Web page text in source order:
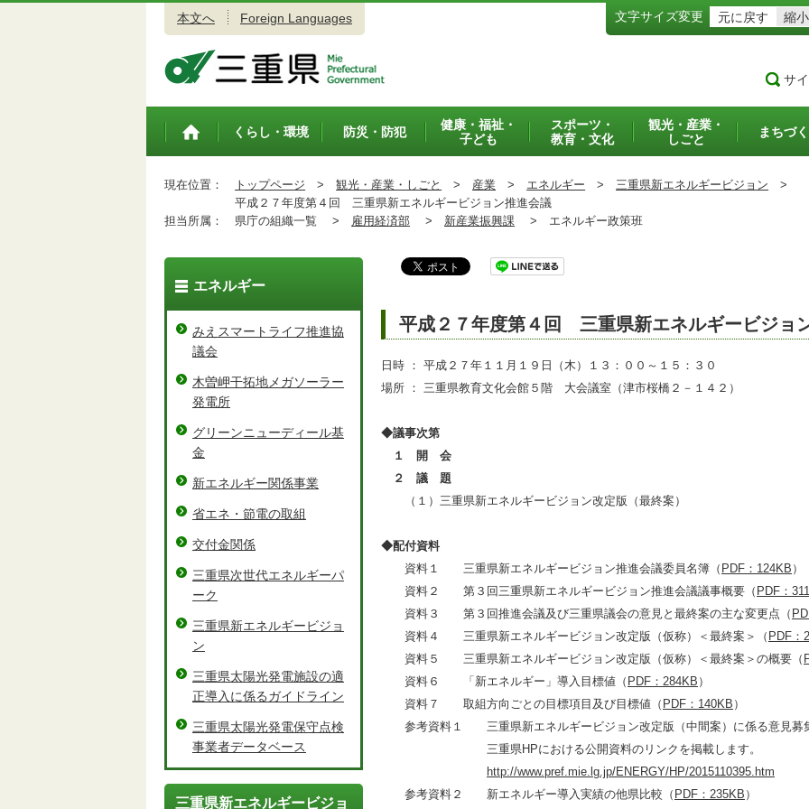
本文へ Foreign Languages 文字サイズ変更 元に戻す 縮小
サ
トップペ
くらし・環境 防災・防犯
健康・福祉・
子ども
スポーツ・
教育・文化
観光・産業・
しごと
まちづ
現在位置： トップページ > 観光・産業・しごと > 産業 > エネルギー > 三重県新エネルギービジョン >
平成２７年度第４回 三重県新エネルギービジョン推進会議
担当所属：
県庁の組織一覧 > 雇用経済部 > 新産業振興課 > エネルギー政策班
平成２７年度第４回 三重県新エネルギービジョ
日時 ： 平成２７年１１月１９日（木）１３：００～１５：３０
場所 ： 三重県教育文化会館５階 大会議室（津市桜橋２－１４２）
◆議事次第
１ 開 会
２ 議 題
（１）三重県新エネルギービジョン改定版（最終案）
◆配付資料
資料１ 三重県新エネルギービジョン推進会議委員名簿（ PDF：124KB ）
資料２ 第３回三重県新エネルギービジョン推進会議議事概要（ PDF：
資料３ 第３回推進会議及び三重県議会の意見と最終案の主な変更点（
資料４ 三重県新エネルギービジョン改定版（仮称）＜最終案＞（ PDF：
資料５ 三重県新エネルギービジョン改定版（仮称）＜最終案＞の概要（
資料６ 「新エネルギー」導入目標値（ PDF：284KB ）
資料７ 取組方向ごとの目標項目及び目標値（ PDF：140KB ）
参考資料１ 三重県新エネルギービジョン改定版（中間案）に係る意見募
三重県HPにおける公開資料のリンクを掲載します。
http://www.pref.mie.lg.jp/ENERGY/HP/2015110395.htm
参考資料２ 新エネルギー導入実績の他県比較（ PDF：235KB ）
エネルギー
みえスマートライフ推進協
議会
木曽岬干拓地メガソーラー
発電所
グリーンニューディール基
金
新エネルギー関係事業
省エネ・節電の取組
交付金関係
三重県次世代エネルギーパ
ーク
三重県新エネルギービジョ
ン
三重県太陽光発電施設の適
正導入に係るガイドライン
三重県太陽光発電保守点検
事業者データベース
三重県新エネルギービジョ